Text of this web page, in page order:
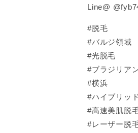
Line@
#脱毛
#バルジ領域
#光脱毛
#ブラジリア
#横浜
#ハイブリッ
#高速美肌脱
#レーザー脱